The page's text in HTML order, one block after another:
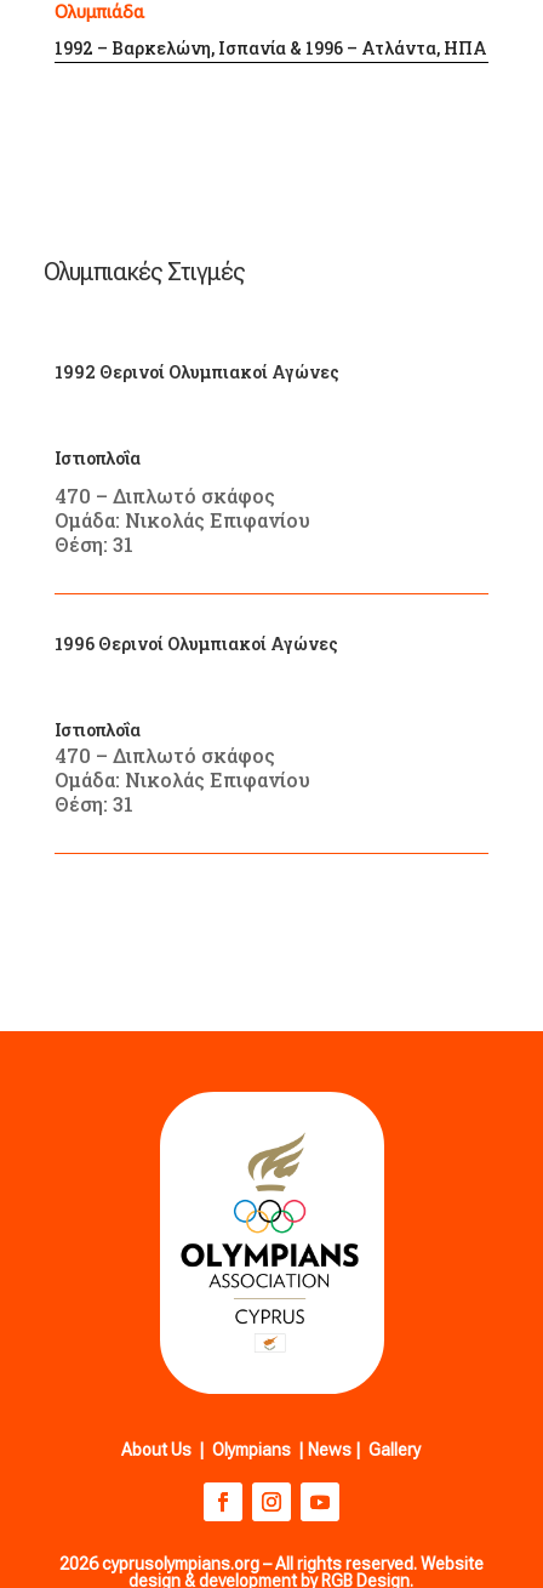
Ολυμπιάδα
1992 – Βαρκελώνη, Ισπανία & 1996 – Ατλάντα, ΗΠΑ
Ολυμπιακές Στιγμές
1992 Θερινοί Ολυμπιακοί Αγώνες
Ιστιοπλοΐα
470 – Διπλωτό σκάφος
Ομάδα: Νικολάς Επιφανίου
Θέση: 31
1996 Θερινοί Ολυμπιακοί Αγώνες
Ιστιοπλοΐα
470 – Διπλωτό σκάφος
Ομάδα: Νικολάς Επιφανίου
Θέση: 31
About Us |Olympians News |Gallery
2026 cyprusolympians.org – All rights reserved. Website
design & development by RGB Design.